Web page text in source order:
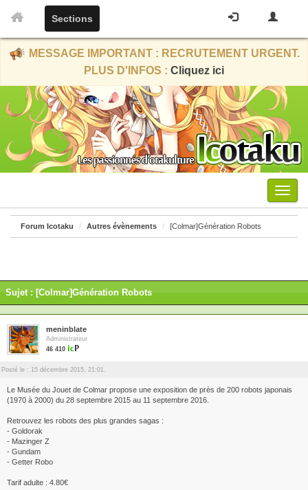
Sections
MESSAGE IMPORTANT : RECRUTEMENT URGENT.
PLUS D'INFOS : Cliquez ici
Menu
Forum Icotaku Autres évènements [Colmar]Génération Robots
Sujet : [Colmar]Génération Robots
meninblate
Administrateur
46 410
Posté le : 15 décembre 2015, 21:01.
Le Musée du Jouet de Colmar propose une exposition de près de 200 robots japonais
(1970 à 2000) du 28 septembre 2015 au 11 septembre 2016.
Retrouvez les robots des plus grandes sagas :
- Goldorak
- Mazinger Z
- Gundam
- Getter Robo
Tarif adulte : 4.80€